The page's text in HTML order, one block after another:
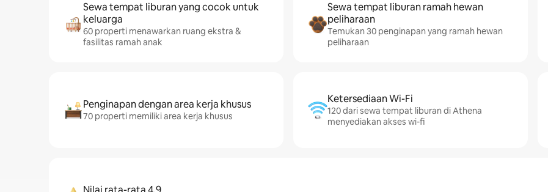
Sewa tempat liburan yang cocok untuk
keluarga
60 properti menawarkan ruang ekstra &
fasilitas ramah anak
Sewa tempat liburan ramah hewan
peliharaan
Temukan 30 penginapan yang ramah hewan
peliharaan
Penginapan dengan area kerja khusus
70 properti memiliki area kerja khusus
Ketersediaan Wi-Fi
120 dari sewa tempat liburan di Athena
menyediakan akses wi-fi